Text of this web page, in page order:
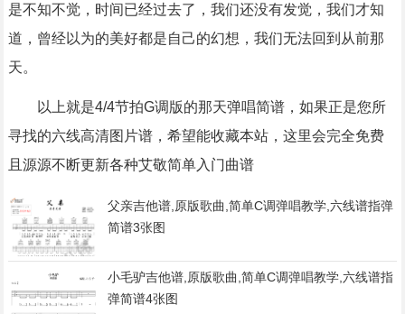
是不知不觉，时间已经过去了，我们还没有发觉，我们才知
道，曾经以为的美好都是自己的幻想，我们无法回到从前那
天。
以上就是4/4节拍G调版的那天弹唱简谱，如果正是您所
寻找的六线高清图片谱，希望能收藏本站，这里会完全免费
且源源不断更新各种艾敬简单入门曲谱
父亲吉他谱,原版歌曲,简单C调弹唱教学,六线谱指弹
简谱3张图
小毛驴吉他谱,原版歌曲,简单C调弹唱教学,六线谱指
弹简谱4张图